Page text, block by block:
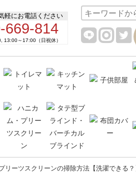
軽にお電話ください
669-814
13:00～17:00（日祝休）
リーツスクリーンの掃除方法【洗濯できる